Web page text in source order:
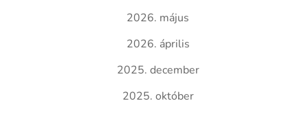
2026. május
2026. április
2025. december
2025. október